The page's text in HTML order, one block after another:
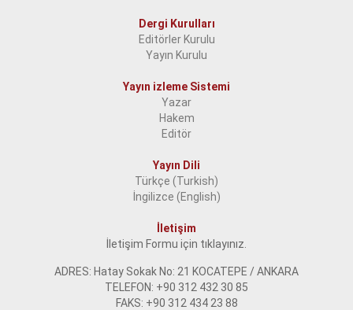
Dergi Kurulları
Editörler Kurulu
Yayın Kurulu
Yayın izleme Sistemi
Yazar
Hakem
Editör
Yayın Dili
Türkçe (Turkish)
İngilizce (English)
İletişim
İletişim Formu için tıklayınız.
ADRES: Hatay Sokak No: 21 KOCATEPE / ANKARA
TELEFON: +90 312 432 30 85
FAKS: +90 312 434 23 88